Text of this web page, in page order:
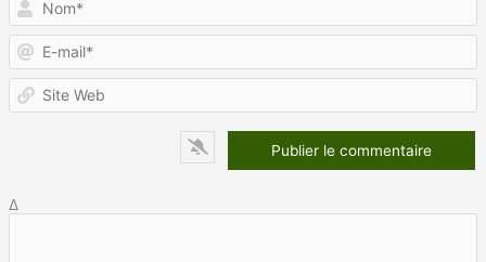
Δ